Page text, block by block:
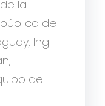
la
de
Ing.
de